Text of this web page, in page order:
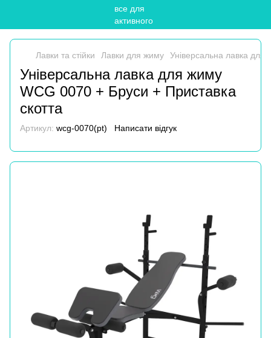
Лавки та стійки Лавки для жиму Універсальна лавка для
Універсальна лавка для жиму
WCG 0070 + Бруси + Приставка
скотта
Артикул: wcg-0070(pt) Написати відгук